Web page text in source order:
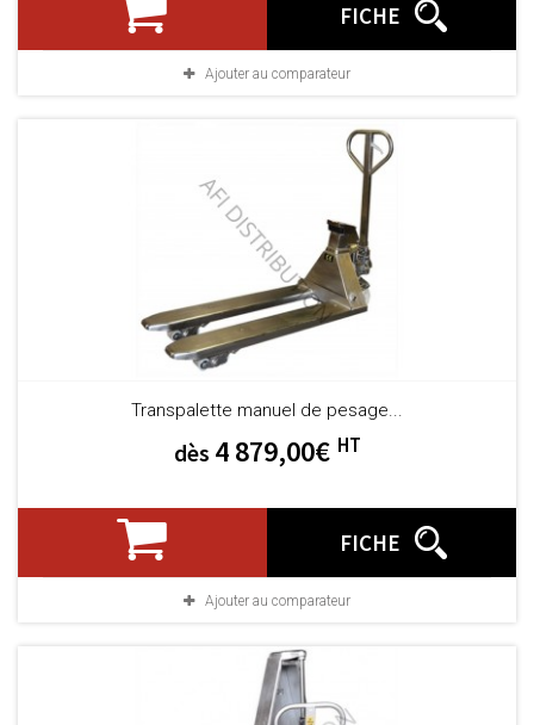
FICHE
Ajouter au comparateur
Transpalette manuel de pesage...
dès 4 879,00€ HT
FICHE
Ajouter au comparateur